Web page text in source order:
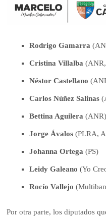
Rodrigo Gamarra
Cristina Villalba
Néstor Castellano
Carlos Núñez Salinas
Bettina Aguilera (ANR)
Jorge Ávalos (PLRA,
Johanna Ortega(PS)
Leidy Galeano (Yo
Rocío Vallejo
Por otra parte, los diputados